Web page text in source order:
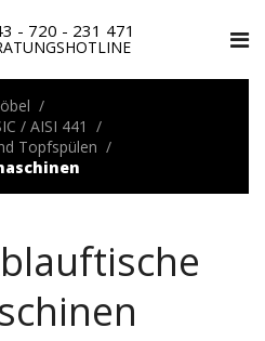
- 720 - 231 471
/ AISI 441
Topfspülen